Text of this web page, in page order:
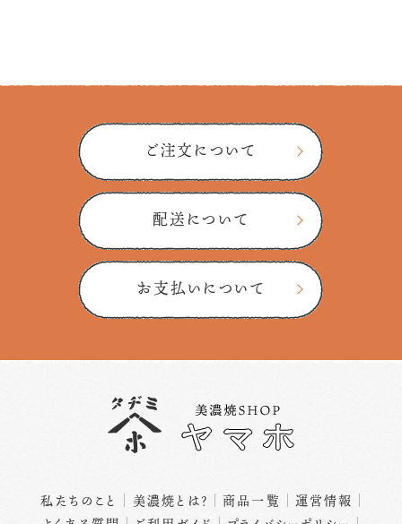
ご注文について
配送について
お支払いについて
私たちのこと 美濃焼とは？ 商品一覧
運営情報